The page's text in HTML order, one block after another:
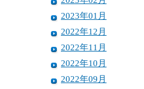
2023年01月
2022年12月
2022年11月
2022年10月
2022年09月